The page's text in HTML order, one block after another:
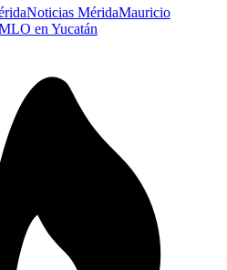
Noticias MéridaMauricio
en Yucatán